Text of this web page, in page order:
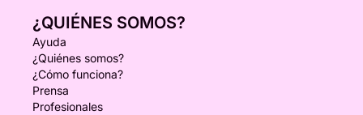
¿QUIÉNES SOMOS?
Ayuda
¿Quiénes somos?
¿Cómo funciona?
Prensa
Profesionales